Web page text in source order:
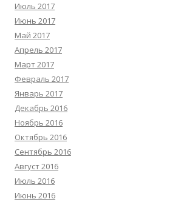
Июль 2017
Июнь 2017
Май 2017
Апрель 2017
Март 2017
Февраль 2017
Январь 2017
Декабрь 2016
Ноябрь 2016
Октябрь 2016
Сентябрь 2016
Август 2016
Июль 2016
Июнь 2016